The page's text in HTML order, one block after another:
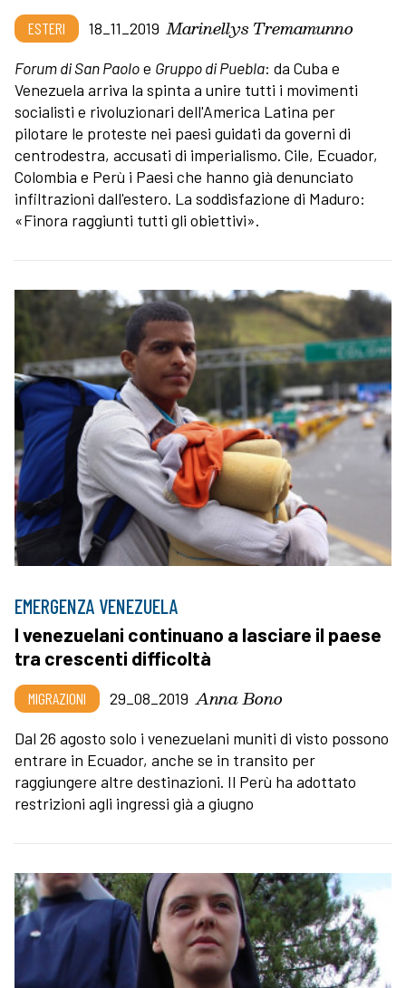
ESTERI 18_11_2019 Marinellys Tremamunno
Forum di San Paoloe Gruppo di Puebla: da Cuba e
Venezuela arriva la spinta a unire tutti i movimenti
socialisti e rivoluzionari dell'America Latina per
pilotare le proteste nei paesi guidati da governi di
centrodestra, accusati di imperialismo. Cile, Ecuador,
Colombia e Perù i Paesi che hanno già denunciato
infiltrazioni dall'estero. La soddisfazione di Maduro:
«Finora raggiunti tutti gli obiettivi».
EMERGENZA VENEZUELA
I venezuelani continuano a lasciare il paese
tra crescenti difficoltà
MIGRAZIONI 29_08_2019 Anna Bono
Dal 26 agosto solo i venezuelani muniti di visto possono
entrare in Ecuador, anche se in transito per
raggiungere altre destinazioni. Il Perù ha adottato
restrizioni agli ingressi già a giugno